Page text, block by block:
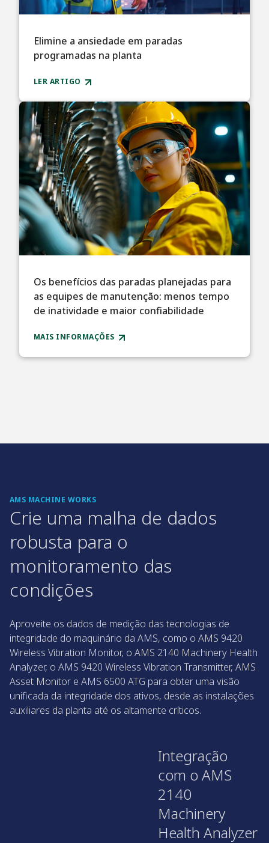
Elimine a ansiedade em paradas
programadas na planta
LER ARTIGO
Os benefícios das paradas planejadas para
as equipes de manutenção: menos tempo
de inatividade e maior confiabilidade
MAIS INFORMAÇÕES
AMS MACHINE WORKS
Crie uma malha de dados
robusta para o
monitoramento das
condições
Aproveite os dados de medição das tecnologias de
integridade do maquinário da AMS, como o AMS 9420
Wireless Vibration Monitor, o AMS 2140 Machinery Health
Analyzer, o AMS 9420 Wireless Vibration Transmitter, AMS
Asset Monitor e AMS 6500 ATG para obter uma visão
unificada da integridade dos ativos, desde as instalações
auxiliares da planta até os altamente críticos.
Integração
com o AMS
2140
Machinery
Health Analyzer